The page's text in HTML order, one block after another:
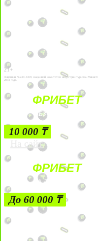
21+
Лицензии №24514359, выданной комитетом индустрии туризма
2034 года.
ФРИБЕТ
БЕЗ УСЛОВИЙ
10 000 ₸
На сайт
ФРИБЕТ
ЗА ДЕПОЗИТЫ
До 60 000 ₸